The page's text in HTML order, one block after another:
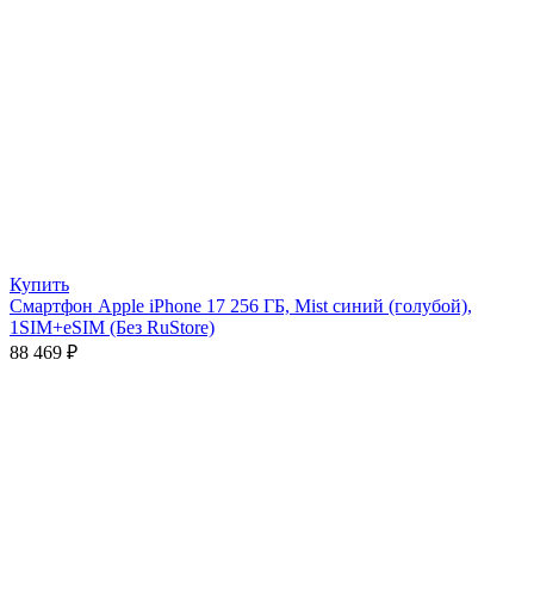
Купить
Смартфон Apple iPhone 17 256 ГБ, Mist синий (голубой),
1SIM+eSIM (Без RuStore)
88 469 ₽